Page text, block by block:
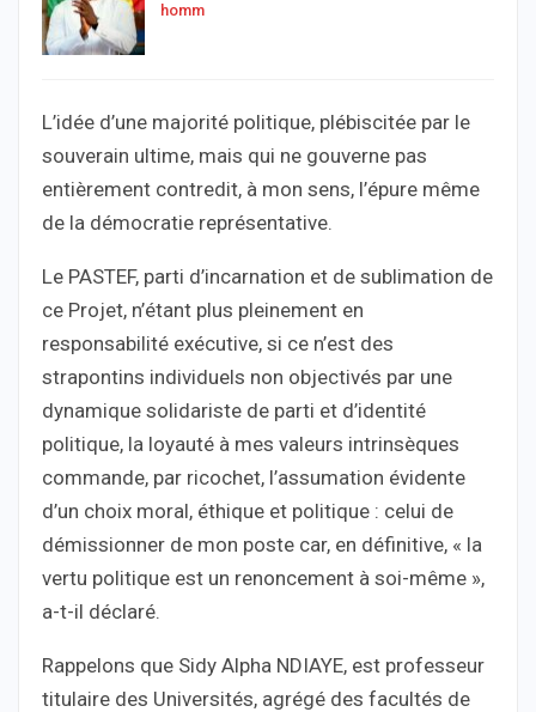
homm
L’idée d’une majorité politique, plébiscitée par le
souverain ultime, mais qui ne gouverne pas
entièrement contredit, à mon sens, l’épure même
de la démocratie représentative.
Le PASTEF, parti d’incarnation et de sublimation de
ce Projet, n’étant plus pleinement en
responsabilité exécutive, si ce n’est des
strapontins individuels non objectivés par une
dynamique solidariste de parti et d’identité
politique, la loyauté à mes valeurs intrinsèques
commande, par ricochet, l’assumation évidente
d’un choix moral, éthique et politique : celui de
démissionner de mon poste car, en définitive, « la
vertu politique est un renoncement à soi-même »,
a-t-il déclaré.
Rappelons que Sidy Alpha NDIAYE, est professeur
titulaire des Universités, agrégé des facultés de